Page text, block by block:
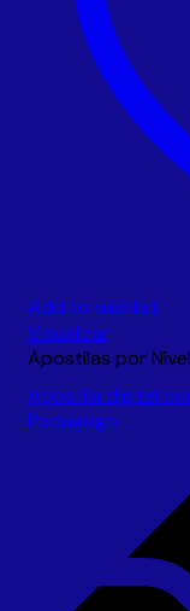
Add to wishlist
Visualizar
Apostilas por
Apostila digital
Pedagogo